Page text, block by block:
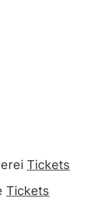
Tickets
Tickets